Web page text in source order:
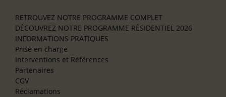
RETROUVEZ NOTRE PROGRAMME COMPLET
DÉCOUVREZ NOTRE PROGRAMME RÉSIDENTIEL 2026
INFORMATIONS PRATIQUES
Prise en charge
Interventions et Références
Partenaires
CGV
Réclamations